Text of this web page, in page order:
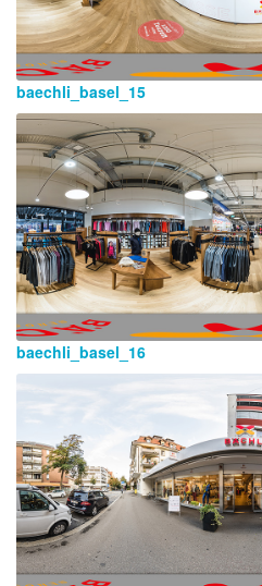
baechli_basel_15
baechli_basel_16